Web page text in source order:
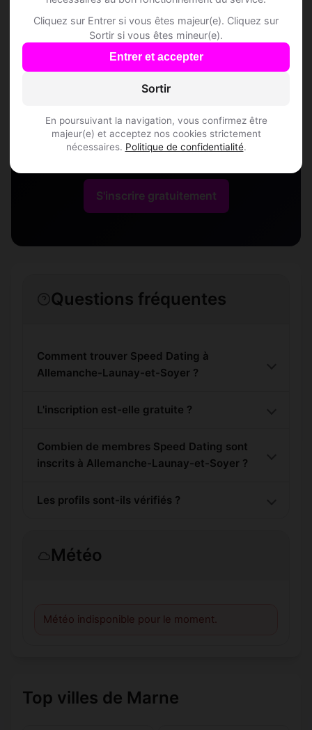
Cliquez sur Entrer si vous êtes majeur(e). Cliquez sur
Sortir si vous êtes mineur(e).
Entrer et accepter
Sortir
En poursuivant la navigation, vous confirmez être
majeur(e) et acceptez nos cookies strictement
nécessaires. Politique de confidentialité.
Speed Dating à
Allemanche-Launay-
et-Soyer
Rejoins les membres de Allemanche-
Launay-et-Soyer et des alentours !
S'inscrire gratuitement
Questions fréquentes
Comment trouver Speed Dating à
Allemanche-Launay-et-Soyer ?
L'inscription est-elle gratuite ?
Combien de membres Speed Dating sont
inscrits à Allemanche-Launay-et-Soyer ?
Les profils sont-ils vérifiés ?
Météo
Météo indisponible pour le moment.
Top villes de Marne